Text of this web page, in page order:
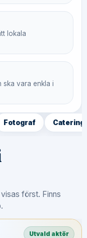
lokala
ska vara enkla i
Fotograf Catering
först. Finns
Utvald aktör